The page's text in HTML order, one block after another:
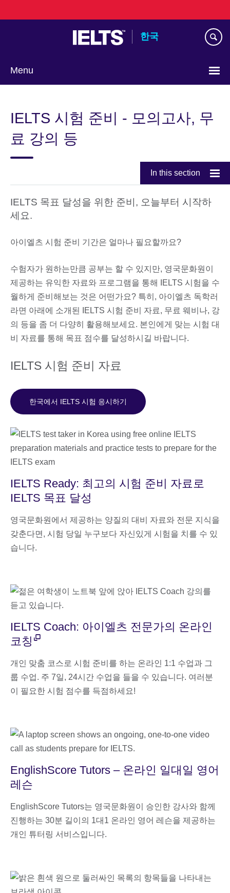
to
한국
Menu
IELTS 시험 준비 - 모의고사, 무
료 강의 등
In this section
IELTS 목표 달성을 위한 준비, 오늘부터 시작하
세요.
아이엘츠 시험 준비 기간은 얼마나 필요할까요?
수험자가 원하는만큼 공부는 할 수 있지만, 영국문화원이
제공하는 유익한 자료와 프로그램을 통해 IELTS 시험을 수
월하게 준비해보는 것은 어떤가요? 특히, 아이엘츠 독학러
라면 아래에 소개된 IELTS 시험 준비 자료, 무료 웨비나, 강
의 등을 좀 더 다양히 활용해보세요. 본인에게 맞는 시험 대
비 자료를 통해 목표 점수를 달성하시길 바랍니다.
IELTS 시험 준비 자료
한국에서 IELTS 시험 응시하기
IELTS Ready: 최고의 시험 준비 자료로
IELTS 목표 달성
영국문화원에서 제공하는 양질의 대비 자료와 전문 지식을
갖춘다면, 시험 당일 누구보다 자신있게 시험을 치를 수 있
습니다.
IELTS Coach: 아이엘츠 전문가의 온라인
코칭
개인 맞춤 코스로 시험 준비를 하는 온라인 1:1 수업과 그
룹 수업. 주 7일, 24시간 수업을 들을 수 있습니다. 여러분
이 필요한 시험 점수를 득점하세요!
EnglishScore Tutors – 온라인 일대일 영어
레슨
EnglishScore Tutors는 영국문화원이 승인한 강사와 함께
진행하는 30분 길이의 1대1 온라인 영어 레슨을 제공하는
개인 튜터링 서비스입니다.